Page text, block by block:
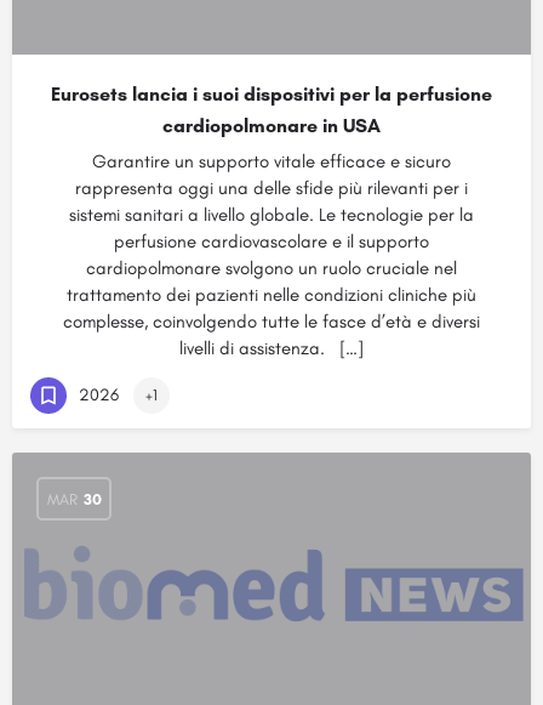
Eurosets lancia i suoi dispositivi per la perfusione
cardiopolmonare in USA
Garantire un supporto vitale efficace e sicuro
rappresenta oggi una delle sfide più rilevanti per i
sistemi sanitari a livello globale. Le tecnologie per la
perfusione cardiovascolare e il supporto
cardiopolmonare svolgono un ruolo cruciale nel
trattamento dei pazienti nelle condizioni cliniche più
complesse, coinvolgendo tutte le fasce d’età e diversi
livelli di assistenza. […]
2026 +1
MAR 30